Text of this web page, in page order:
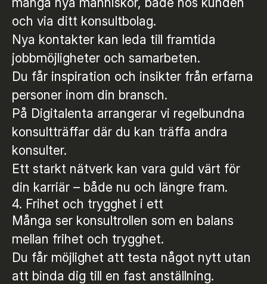
och via ditt konsultbolag.
Nya kontakter kan leda till framtida
jobbmöjligheter och samarbeten.
Du får inspiration och insikter från erfarna
personer inom din bransch.
På Digitalenta arrangerar vi regelbundna
konsultträffar där du kan träffa andra
konsulter.
Ett starkt nätverk kan vara guld värt för
din karriär – både nu och längre fram.
4. Frihet och trygghet i ett
Många ser konsultrollen som en balans
mellan frihet och trygghet.
Du får möjlighet att testa något nytt utan
att binda dig till en fast anställning.